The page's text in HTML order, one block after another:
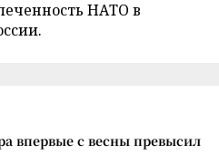
НАТО в
впервые с весны превысил